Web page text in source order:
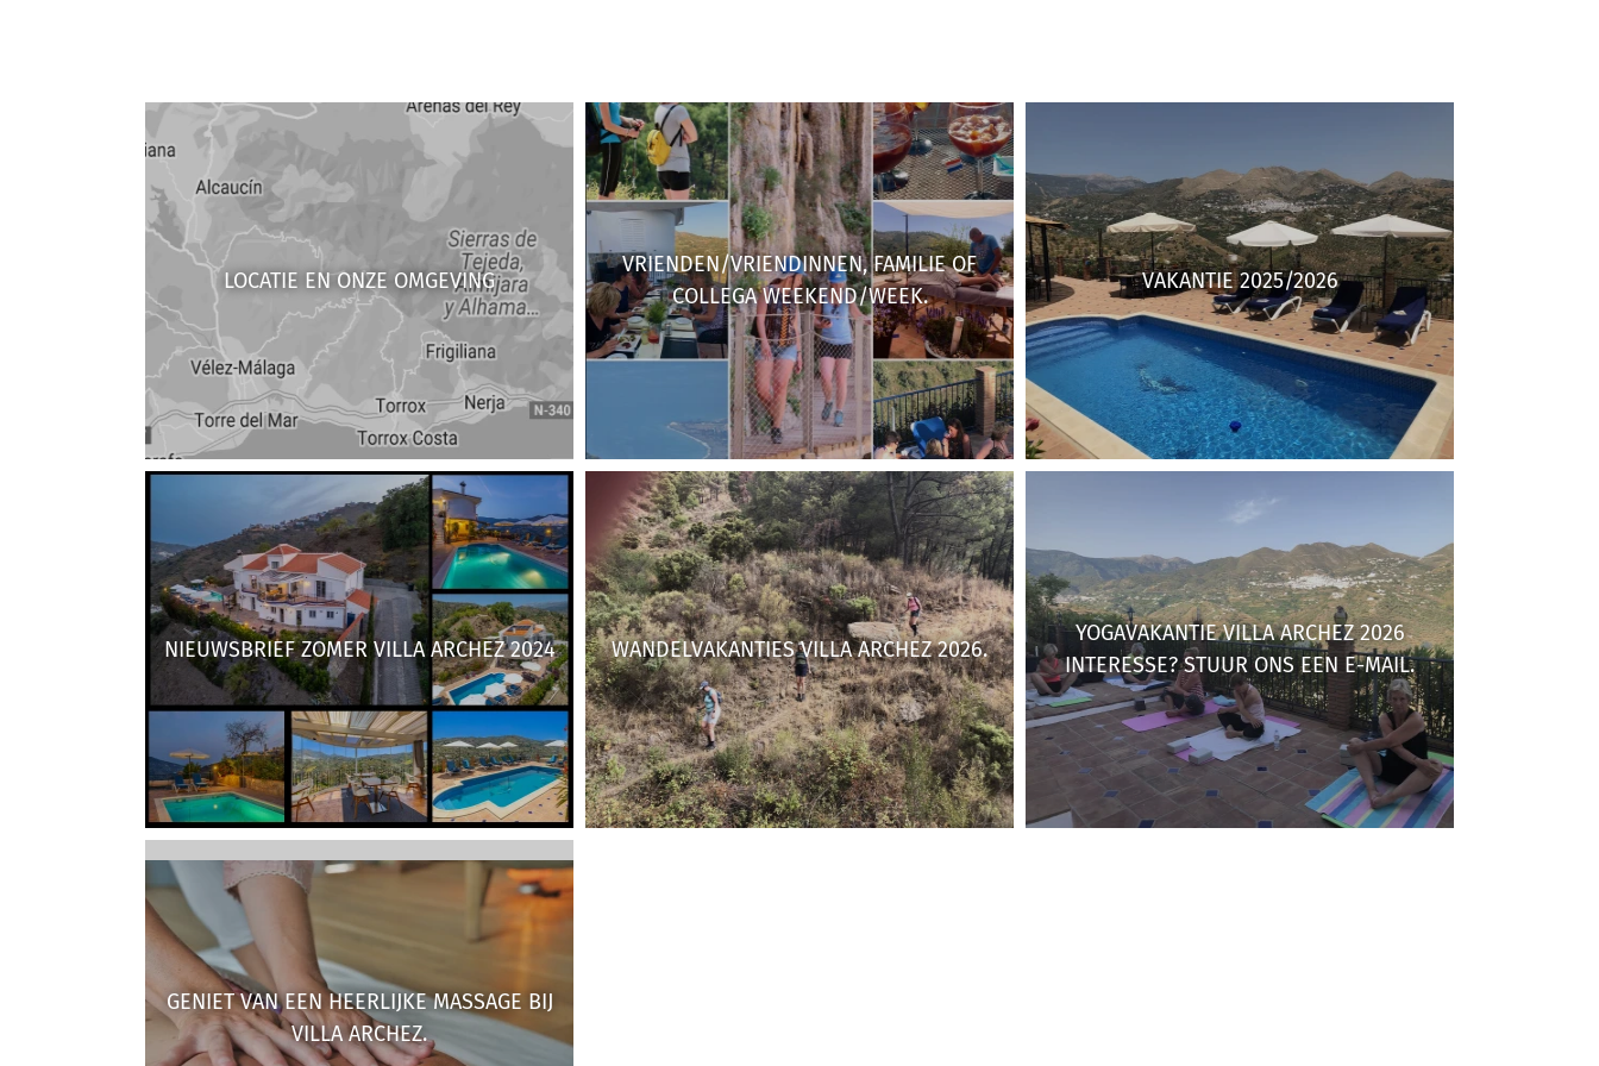
LOCATIE EN ONZE OMGEVING
WANDELVAKANTIES VILLA ARCHEZ 2026.
YOGAVAKANTIE VILLA ARCHEZ 2026
INTERESSE? STUUR ONS EEN E-MAIL.
GENIET VAN EEN HEERLIJKE MASSAGE BIJ
VILLA ARCHEZ.
VRIENDEN/VRIENDINNEN, FAMILIE OF
COLLEGA WEEKEND/WEEK.
VAKANTIE 2025/2026
NIEUWSBRIEF ZOMER VILLA ARCHEZ 2024